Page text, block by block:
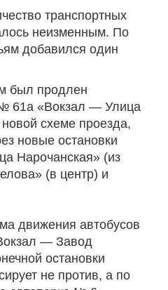
транспортных
неизменным. По
добавился один
был продлен
61а «Вокзал — Улица
схеме проезда,
новые остановки
Нарочанская» (из
(в центр) и
движения автобусов
— Завод
остановки
не против, а по